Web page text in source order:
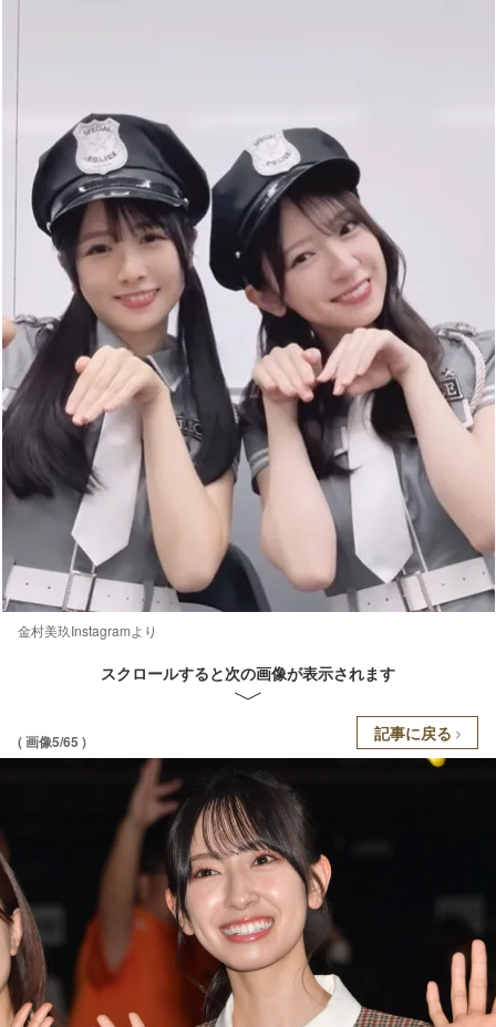
金村美玖Instagramより
スクロールすると次の画像が表示されます
( 画像5/65 ) 記事に戻る